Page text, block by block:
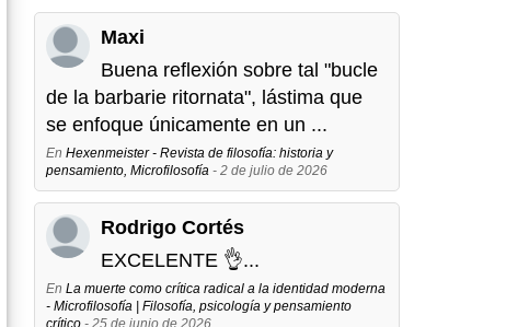
Maxi
Buena reflexión sobre tal "bucle
de la barbarie ritornata", lástima que
se enfoque únicamente en un ...
En Hexenmeister - Revista de filosofía: historia y
pensamiento, Microfilosofía - 2 de julio de 2026
Rodrigo Cortés
EXCELENTE 👌...
En La muerte como crítica radical a la identidad moderna
- Microfilosofía | Filosofía, psicología y pensamiento
crítico - 25 de junio de 2026